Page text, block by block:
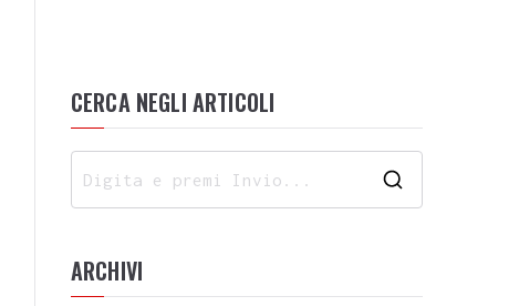
CERCA NEGLI ARTICOLI
ARCHIVI